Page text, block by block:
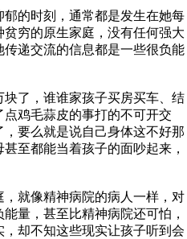
的时刻，通常都是发生在她每
穷的原生家庭，没有任何强大
递交流的信息都是一些很负能
了，谁谁家孩子买房买车、结
鸡毛蒜皮的事打的不可开交
要么就是说自己身体这不好那
至都能当着孩子的面吵起来，
就像精神病院的病人一样，对
量，甚至比精神病院还可怕，
却不知这些现实让孩子听到会